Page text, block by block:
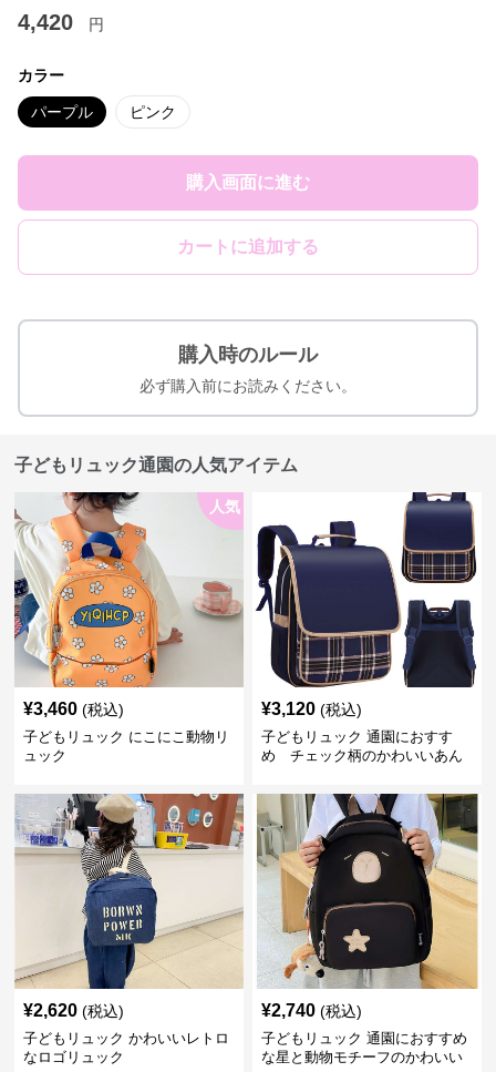
4,420 円
カラー
パープル ピンク
購入画面に進む
カートに追加する
購入時のルール
必ず購入前にお読みください。
子どもリュック通園の人気アイテム
人気
¥3,460 (税込)
子どもリュック にこにこ動物リ
ュック
¥3,120 (税込)
子どもリュック 通園におすす
め チェック柄のかわいいあん
¥2,620 (税込)
子どもリュック かわいいレトロ
なロゴリュック
¥2,740 (税込)
子どもリュック 通園におすすめ
な星と動物モチーフのかわいい